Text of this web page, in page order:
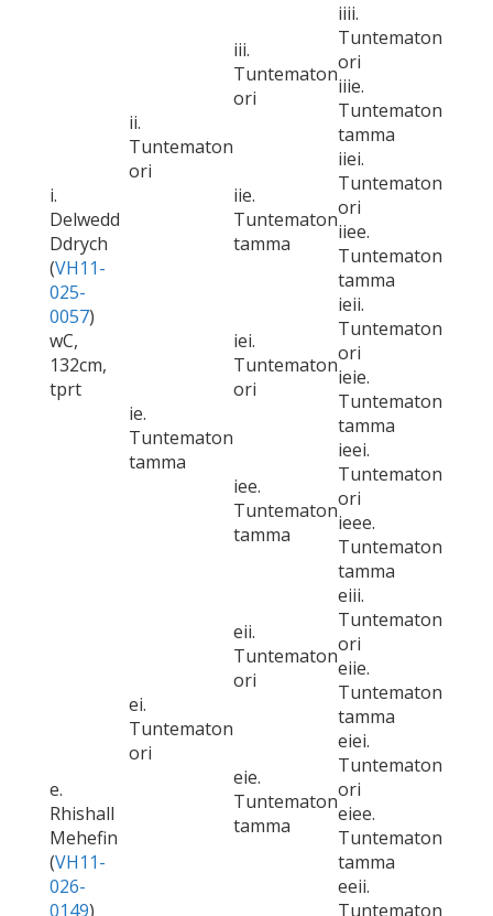
i.
Delwedd
Ddrych
(VH11-
025-
0057)
wC,
132cm,
tprt
ii.
Tuntematon
ori
iii.
Tuntematon
ori
iiii.
Tuntematon
ori
iiie.
Tuntematon
tamma
iie.
Tuntematon
tamma
iiei.
Tuntematon
ori
iiee.
Tuntematon
tamma
ie.
Tuntematon
tamma
iei.
Tuntematon
ori
ieii.
Tuntematon
ori
ieie.
Tuntematon
tamma
iee.
Tuntematon
tamma
ieei.
Tuntematon
ori
ieee.
Tuntematon
tamma
e.
Rhishall
Mehefin
(VH11-
026-
0149)
ei.
Tuntematon
ori
eii.
Tuntematon
ori
eiii.
Tuntematon
ori
eiie.
Tuntematon
tamma
eie.
Tuntematon
tamma
eiei.
Tuntematon
ori
eiee.
Tuntematon
tamma
eeii.
Tuntematon